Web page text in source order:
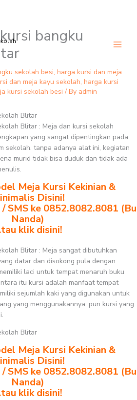
bangku
sekolah besi, harga kursi dan meja
dan meja kayu sekolah, harga kursi
kursi sekolah besi / By admin
Blitar
Blitar : Meja dan kursi sekolah
yang sangat dipentingkan pada
sekolah. tanpa adanya alat ini, kegiatan
murid tidak bisa duduk dan tidak ada
Meja Kursi Kekinian &
Disini!
SMS ke 0852.8082.8081 (Bu
Nanda)
klik disini!
Blitar : Meja sangat dibutuhkan
datar dan disokong pula dengan
laci untuk tempat menaruh buku
itu kursi adalah manfaat tempat
sejumlah kaki yang digunakan untuk
yang menggunakannya. pun kursi yang
Blitar
Meja Kursi Kekinian &
Disini!
SMS ke 0852.8082.8081 (Bu
Nanda)
klik disini!